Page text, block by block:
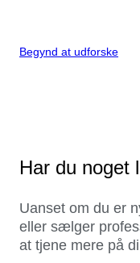
Begynd at udforske
Har du noget
Uanset om du er
eller sælger
at tjene mere på